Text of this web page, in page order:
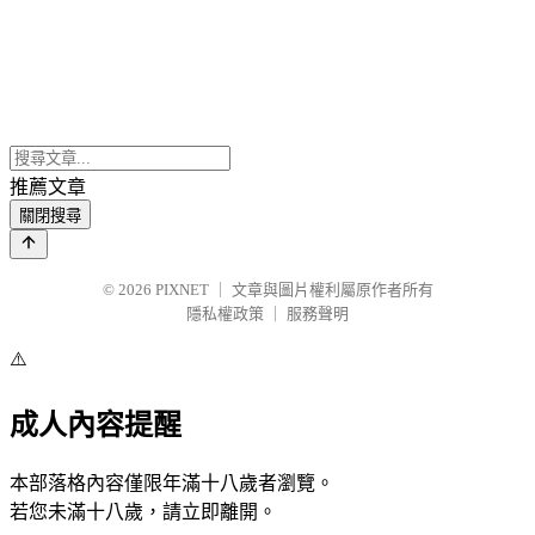
推薦文章
關閉搜尋
© 2026 PIXNET
文章與圖片權利屬原作者所有
隱私權政策
服務聲明
⚠️
成人內容提醒
本部落格內容僅限年滿十八歲者瀏覽。
若您未滿十八歲，請立即離開。